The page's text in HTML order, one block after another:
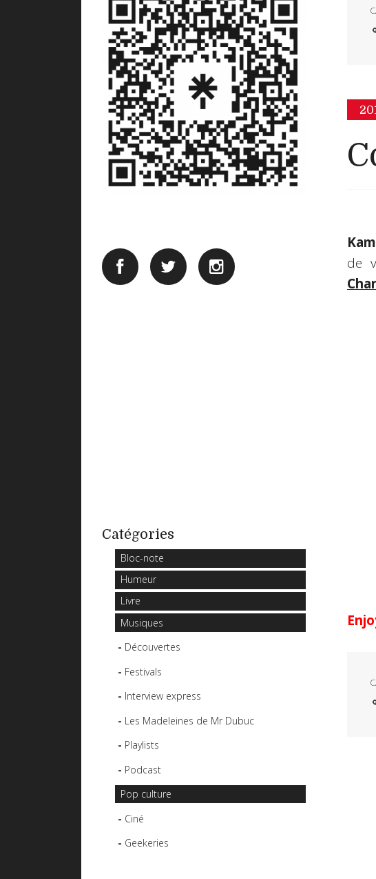
Catégories
Bloc-note
Humeur
Livre
Musiques
Découvertes
Festivals
Interview express
Les Madeleines de Mr Dubuc
Playlists
Podcast
Pop culture
Ciné
Geekeries
de